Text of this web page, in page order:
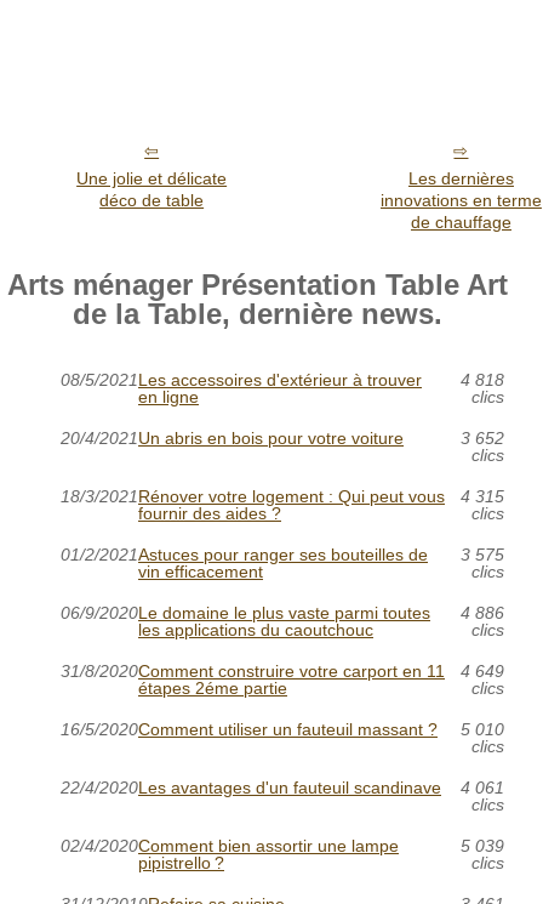
Une jolie et délicate
déco de table
Les dernières
innovations en terme
de chauffage
Arts ménager Présentation Table Art
de la Table, dernière news.
08/5/2021Les accessoires d'extérieur à trouver
en ligne
4 818
clics
20/4/2021Un abris en bois pour votre voiture
3 652
clics
18/3/2021Rénover votre logement : Qui peut vous
fournir des aides ?
4 315
clics
01/2/2021Astuces pour ranger ses bouteilles de
vin efficacement
3 575
clics
06/9/2020Le domaine le plus vaste parmi toutes
les applications du caoutchouc
4 886
clics
31/8/2020Comment construire votre carport en 11
étapes 2éme partie
4 649
clics
16/5/2020Comment utiliser un fauteuil massant ?
5 010
clics
22/4/2020Les avantages d'un fauteuil scandinave
4 061
clics
02/4/2020Comment bien assortir une lampe
pipistrello ?
5 039
clics